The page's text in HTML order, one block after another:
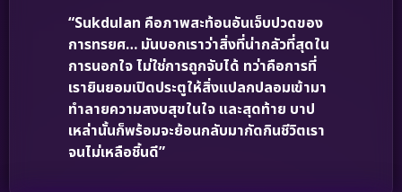
“Sukdulan คือภาพสะท้อนอันเจ็บปวดของ
การทรยศ… มันบอกเราว่าสิ่งที่น่ากลัวที่สุดใน
การนอกใจ ไม่ใช่การถูกจับได้ ทว่าคือการที่
เรายินยอมเปิดประตูให้สิ่งแปลกปลอมเข้ามา
ทำลายความสงบสุขในใจ และสุดท้าย บาป
เหล่านั้นก็พร้อมจะย้อนกลับมากัดกินชีวิตเรา
จนไม่เหลือชิ้นดี”